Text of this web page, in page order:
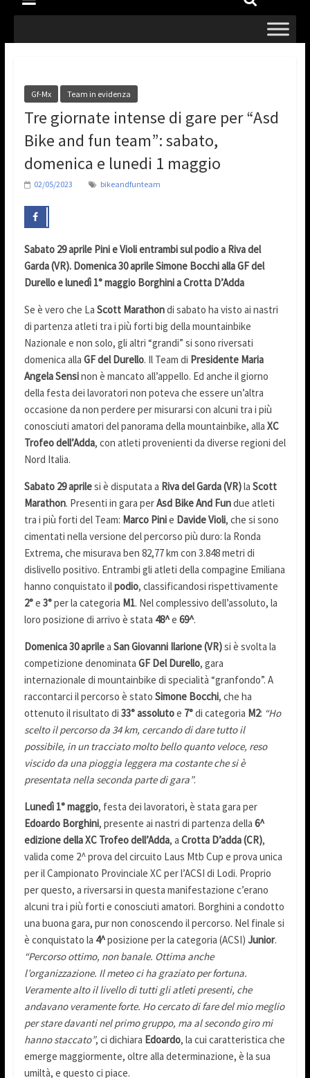
Gf-Mx Team in evidenza
Tre giornate intense di gare per “Asd
Bike and fun team”: sabato,
domenica e lunedi 1 maggio
02/05/2023 bikeandfunteam
Sabato 29 aprile Pini e Violi entrambi sul podio a Riva del
Garda (VR). Domenica 30 aprile Simone Bocchi alla GF del
Durello e lunedì 1° maggio Borghini a Crotta D’Adda
Se è vero che La Scott Marathondi sabato ha visto ai nastri
di partenza atleti tra i più forti big della mountainbike
Nazionale e non solo, gli altri “grandi” si sono riversati
domenica alla GF del Durello. Il Team di Presidente Maria
Angela Sensinon è mancato all’appello. Ed anche il giorno
della festa dei lavoratori non poteva che essere un’altra
occasione da non perdere per misurarsi con alcuni tra i più
conosciuti amatori del panorama della mountainbike, alla XC
Trofeo dell’Adda, con atleti provenienti da diverse regioni del
Nord Italia.
Sabato 29 aprilesi è disputata a Riva del Garda (VR)la Scott
Marathon. Presenti in gara perAsd Bike And Fundue atleti
tra i più forti del Team: Marco Pinie Davide Violi, che si sono
cimentati nella versione del percorso più duro: la Ronda
Extrema, che misurava ben 82,77 km con 3.848 metri di
dislivello positivo. Entrambi gli atleti della compagine Emiliana
hanno conquistato ilpodio, classificandosi rispettivamente
2°e 3°per la categoria M1. Nel complessivo dell’assoluto, la
loro posizione di arrivo è stata 48^e 69^.
Domenica 30 aprilea San Giovanni Ilarione (VR)si è svolta la
competizione denominata GF Del Durello, gara
internazionale di mountainbike di specialità “granfondo”. A
raccontarci il percorso è stato Simone Bocchi, che ha
ottenuto il risultato di 33° assolutoe 7°di categoria M2: “Ho
scelto il percorso da 34 km, cercando di dare tutto il
possibile, in un tracciato molto bello quanto veloce, reso
viscido da una pioggia leggera ma costante che si è
presentata nella seconda parte di gara”.
Lunedì 1° maggio, festa dei lavoratori, è stata gara per
Edoardo Borghini, presente ai nastri di partenza della 6^
edizione della XC Trofeo dell’Adda, a Crotta D’adda (CR),
valida come 2^ prova del circuito Laus Mtb Cup e prova unica
per il Campionato Provinciale XC per l’ACSI di Lodi. Proprio
per questo, a riversarsi in questa manifestazione c’erano
alcuni tra i più forti e conosciuti amatori. Borghini a condotto
una buona gara, pur non conoscendo il percorso. Nel finale si
è conquistato la 4^posizione per la categoria (ACSI) Junior.
“Percorso ottimo, non banale. Ottima anche
l’organizzazione. Il meteo ci ha graziato per fortuna.
Veramente alto il livello di tutti gli atleti presenti, che
andavano veramente forte. Ho cercato di fare del mio meglio
per stare davanti nel primo gruppo, ma al secondo giro mi
hanno staccato”, ci dichiara Edoardo, la cui caratteristica che
emerge maggiormente, oltre alla determinazione, è la sua
umiltà, e questo ci piace.